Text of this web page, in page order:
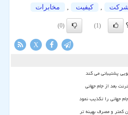
, كیفیت , مخابرات
(1)
(0)
X
پشتیبانی می کند
بعد از جام جهانی
جهانی را تکذیب نمود
کمتر و مصرف بهینه تر